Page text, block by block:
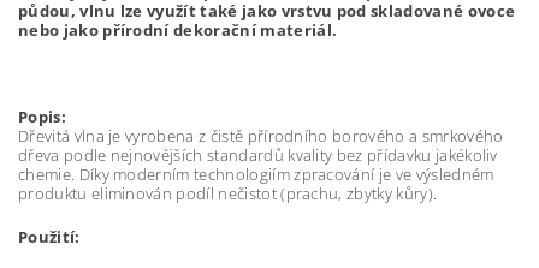
půdou, vlnu lze využít také jako vrstvu pod skladované ovoce
nebo jako přírodní dekorační materiál.
Popis:
Dřevitá vlna je vyrobena z čistě přírodního borového a smrkového
dřeva podle nejnovějších standardů kvality bez přídavku jakékoliv
chemie. Díky moderním technologiím zpracování je ve výsledném
produktu eliminován podíl nečistot (prachu, zbytky kůry).
Použití: